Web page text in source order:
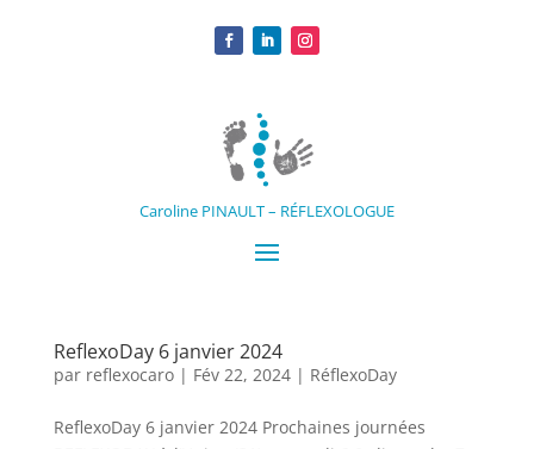
Caroline PINAULT – RÉFLEXOLOGUE
ReflexoDay 6 janvier 2024
par reflexocaro| Fév 22, 2024| RéflexoDay
ReflexoDay 6 janvier 2024 Prochaines journées